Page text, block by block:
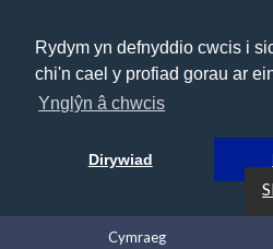
Rydym yn defnyddio cwcis i
chi'n cael y profiad gorau ar
Ynglŷn â chwcis
Dirywiad
Cymraeg